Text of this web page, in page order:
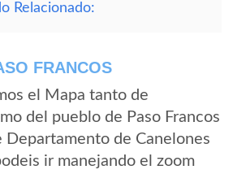
Relacionado:
FRANCOS
el Mapa tanto de
del pueblo de Paso Francos
Departamento de Canelones
ir manejando el zoom